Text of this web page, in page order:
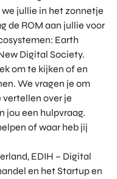
jullie in het zonnetje
de ROM aan jullie voor
Earth
Digital Society.
om te kijken of en
We vragen je om
vertellen over je
jou een hulpvraag.
of waar heb jij
EDIH – Digital
en het Startup en
RAM
MA'S
NLAN
TE